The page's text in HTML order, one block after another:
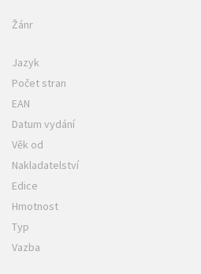
Žánr
Jazyk
Počet stran
EAN
Datum vydání
Věk od
Nakladatelství
Edice
Hmotnost
Typ
Vazba